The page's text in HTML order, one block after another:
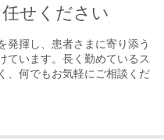
せください
発揮し、患者さまに寄り添う
ています。長く勤めているス
、何でもお気軽にご相談くだ